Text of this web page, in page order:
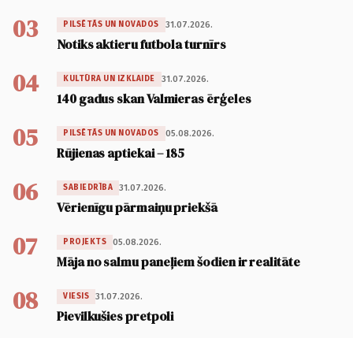
03 PILSĒTĀS UN NOVADOS 31.07.2026.
Notiks aktieru futbola turnīrs
04 KULTŪRA UN IZKLAIDE 31.07.2026.
140 gadus skan Valmieras ērģeles
05 PILSĒTĀS UN NOVADOS 05.08.2026.
Rūjienas aptiekai – 185
06 SABIEDRĪBA 31.07.2026.
Vērienīgu pārmaiņu priekšā
07 PROJEKTS 05.08.2026.
Māja no salmu paneļiem šodien ir realitāte
08 VIESIS 31.07.2026.
Pievilkušies pretpoli